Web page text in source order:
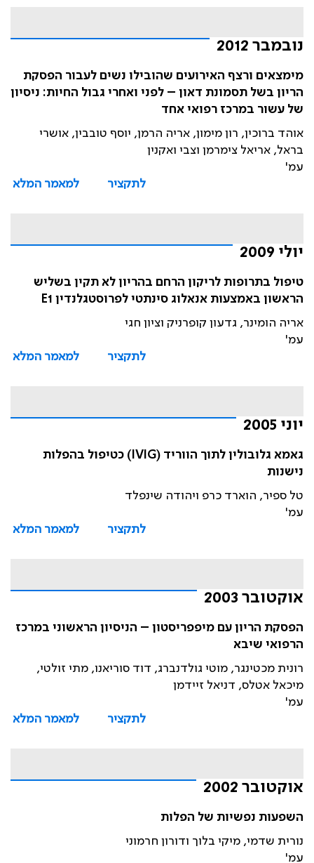
נובמבר 2012
מימצאים ורצף האירועים שהובילו נשים לעבור הפסקת
הריון בשל תסמונת דאון – לפני ואחרי גבול החיות: ניסיון
של עשור במרכז רפואי אחד
אוהד ברוכין, רון מימון, אריה הרמן, יוסף טובבין, אושרי
בראל, אריאל צימרמן וצבי ואקנין
עמ'
לתקציר
למאמר המלא
יולי 2009
טיפול בתרופות לריקון הרחם בהריון לא תקין בשליש
הראשון באמצעות אנאלוג סינתטי לפרוסטגלנדין E1
אריה הומינר, גדעון קופרניק וציון חגי
עמ'
לתקציר
למאמר המלא
יוני 2005
גאמא גלובולין לתוך הווריד (IVIG) כטיפול בהפלות
נישנות
טל ספיר, הוארד כרפ ויהודה שינפלד
עמ'
לתקציר
למאמר המלא
אוקטובר 2003
הפסקת הריון עם מיפפריסטון – הניסיון הראשוני במרכז
הרפואי שיבא
רונית מכטינגר, מוטי גולדנברג, דוד סוריאנו, מתי זולטי,
מיכאל אטלס, דניאל זיידמן
עמ'
לתקציר
למאמר המלא
אוקטובר 2002
השפעות נפשיות של הפלות
נורית שדמי, מיקי בלוך ודורון חרמוני
עמ'